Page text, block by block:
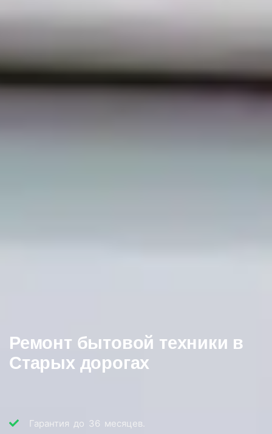
Ремонт бытовой техники в
Старых дорогах
Гарантия до 36 месяцев.